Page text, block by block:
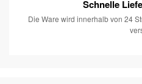
Schnelle
Die Ware wird innerhalb von 24